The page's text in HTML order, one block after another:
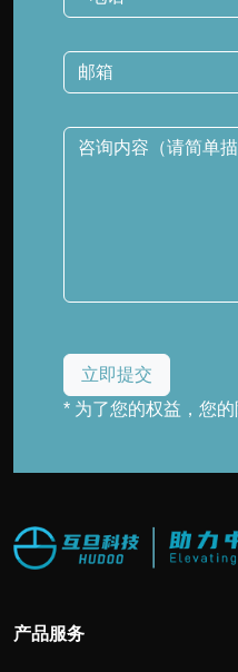
* 为了您的权益，您的
产品服务